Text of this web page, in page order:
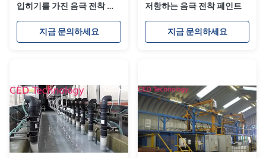
입히기를 가진 음극 전착 페
지금 문의하세요
저항하는 음극 전착 페인트
지금 문의하세요